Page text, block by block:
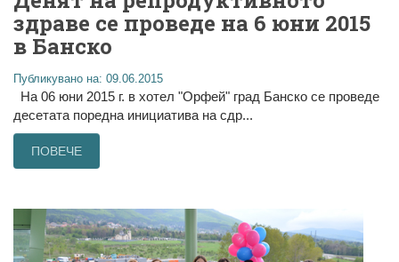
здраве се проведе на 6 юни 2015
в Банско
Публикувано на: 09.06.2015
На 06 юни 2015 г. в хотел "Орфей" град Банско се проведе
десетата поредна инициатива на сдр...
ПОВЕЧЕ